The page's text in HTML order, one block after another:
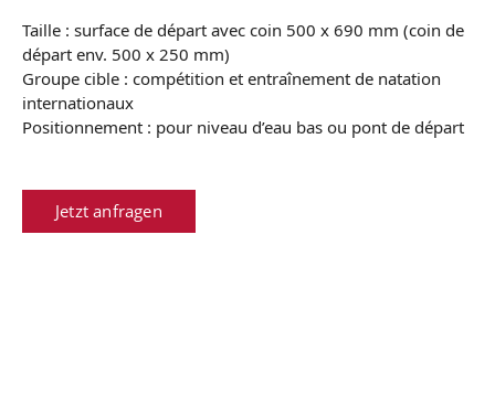
Taille : surface de départ avec coin 500 x 690 mm (coin de
départ env. 500 x 250 mm)
Groupe cible : compétition et entraînement de natation
internationaux
Positionnement : pour niveau d’eau bas ou pont de départ
Jetzt anfragen